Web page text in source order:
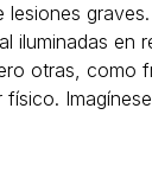
iluminadas en
otras, como